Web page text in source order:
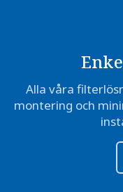
Alla våra
montering och